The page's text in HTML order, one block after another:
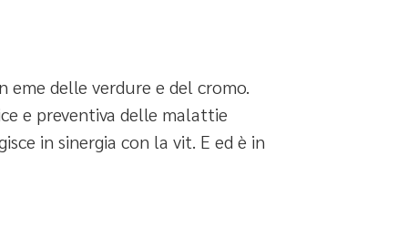
eme delle verdure e del cromo.
e preventiva delle malattie
in sinergia con la vit. E ed è in